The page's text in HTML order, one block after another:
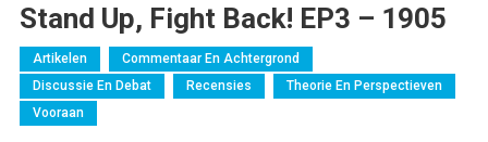
Stand Up, Fight Back! EP3 – 1905
Artikelen
Commentaar En Achtergrond
Discussie En Debat
Recensies
Theorie En Perspectieven
Vooraan